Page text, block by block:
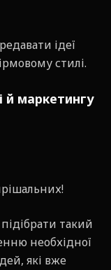
ідеї
стилі.
й маркетингу
такий
необхідної
які вже